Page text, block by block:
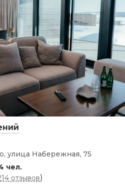
улица Набережная, 75
чел.
отзывов)